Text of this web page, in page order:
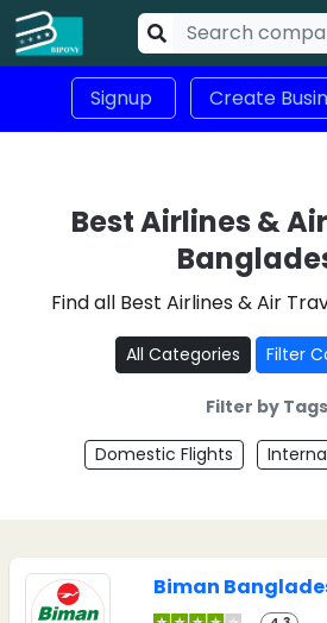
Signup Create
Best Airlines &
Find all Best Airlines & Air
All Categories Filter
Filter by Tags
Domestic Flights
Biman